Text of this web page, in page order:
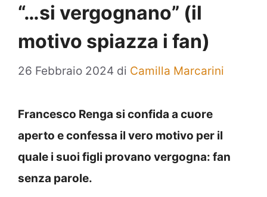
“…si vergognano” (il
motivo spiazza i fan)
26 Febbraio 2024 di Camilla Marcarini
Francesco Renga si confida a cuore
aperto e confessa il vero motivo per il
quale i suoi figli provano vergogna: fan
senza parole.